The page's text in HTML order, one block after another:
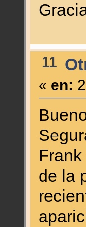
11
« en:
de la